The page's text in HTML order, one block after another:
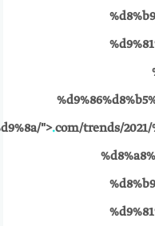
">.com/trends/2021/